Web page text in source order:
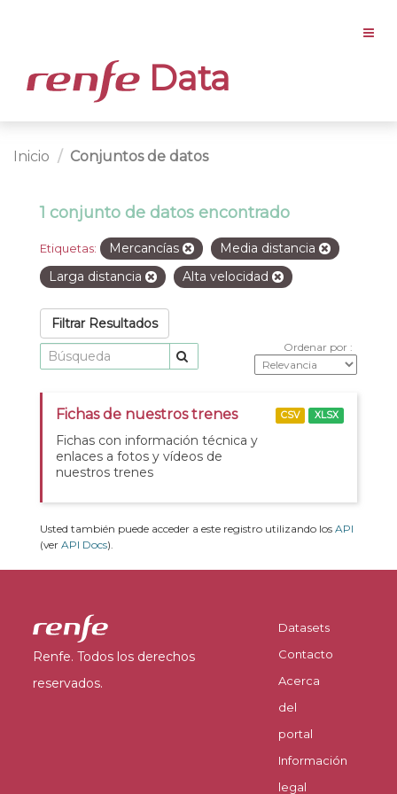
Data
Inicio Conjuntos de datos
1 conjunto de datos encontrado
Etiquetas: Mercancías
Media distancia
Larga distancia
Alta velocidad
Filtrar Resultados
Ordenar por
Fichas de nuestros trenes
Fichas con información técnica y
enlaces a fotos y vídeos de
nuestros trenes
CSV XLSX
Usted también puede acceder a este registro utilizando los API
(ver API Docs).
Renfe. Todos los derechos
reservados.
Datasets
Contacto
Acerca
del
portal
Información
legal